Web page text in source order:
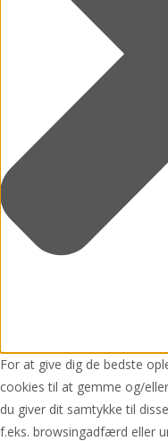
For at give dig de bedste
cookies til at gemme og/
du giver dit samtykke til
f.eks. browsingadfærd eller